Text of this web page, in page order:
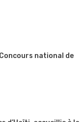
national de